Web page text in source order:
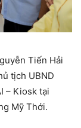
Tiến Hải
tịch UBND
– Kiosk tại
Mỹ Thới.